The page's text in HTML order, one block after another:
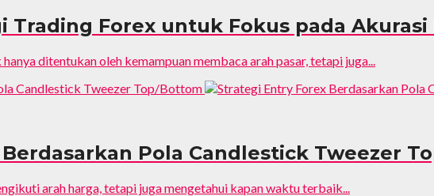
Trading Forex untuk Fokus pada Akurasi
ditentukan oleh kemampuan membaca arah pasar, tetapi juga...
Pola Candlestick Tweezer
arah harga, tetapi juga mengetahui kapan waktu terbaik...